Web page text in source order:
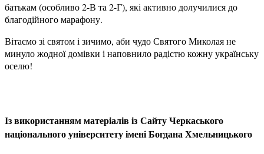
батькам (особливо 2-В та 2-Г), які активно долучилися до
благодійного марафону.
Вітаємо зі святом і зичимо, аби чудо Святого Миколая не
минуло жодної домівки і наповнило радістю кожну українську
оселю!
Із використанням матеріалів із Сайту Черкаського
національного університету імені Богдана Хмельницького